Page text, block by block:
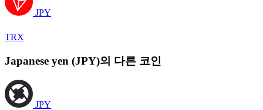
JPY
TRX
Japanese yen (JPY)의 다른 코인
JPY